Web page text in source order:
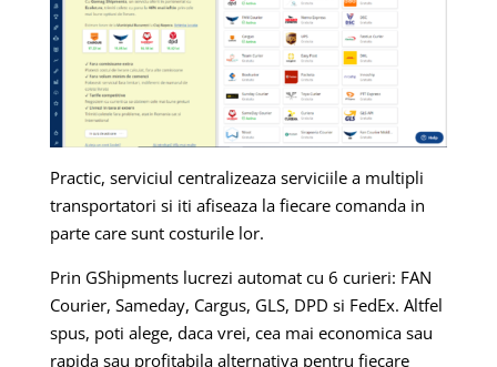
Practic, serviciul centralizeaza serviciile a multipli
transportatori si iti afiseaza la fiecare comanda in
parte care sunt costurile lor.
Prin GShipments lucrezi automat cu 6 curieri: FAN
Courier, Sameday, Cargus, GLS, DPD si FedEx. Altfel
spus, poti alege, daca vrei, cea mai economica sau
rapida sau profitabila alternativa pentru fiecare